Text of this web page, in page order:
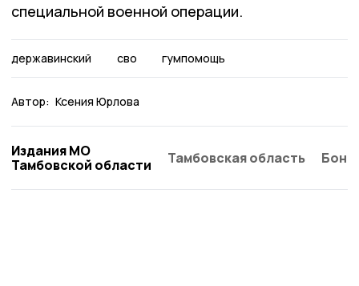
специальной военной операции.
державинский сво гумпомощь
Автор: Ксения Юрлова
Издания МО
Тамбовской области
Тамбовская область